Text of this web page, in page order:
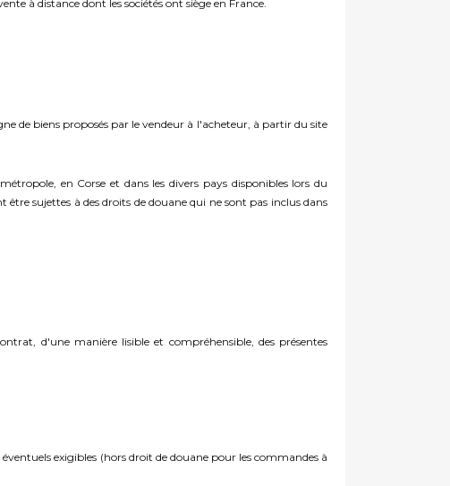
à distance dont les sociétés ont siège en France.
de biens proposés par le vendeur à l'acheteur, à partir du site
en Corse et dans les divers pays disponibles lors du
sujettes à des droits de douane qui ne sont pas inclus dans
d'une manière lisible et compréhensible, des présentes
exigibles (hors droit de douane pour les commandes à